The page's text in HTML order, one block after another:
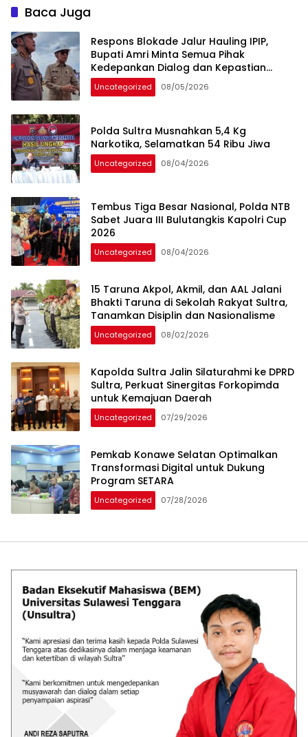
Baca Juga
Respons Blokade Jalur Hauling IPIP,
Bupati Amri Minta Semua Pihak
Kedepankan Dialog dan Kepastian
Hukum
Uncategorized 08/05/2026
Polda Sultra Musnahkan 5,4 Kg
Narkotika, Selamatkan 54 Ribu Jiwa
Uncategorized 08/04/2026
Tembus Tiga Besar Nasional, Polda NTB
Sabet Juara III Bulutangkis Kapolri Cup
2026
Uncategorized 08/04/2026
15 Taruna Akpol, Akmil, dan AAL Jalani
Bhakti Taruna di Sekolah Rakyat Sultra,
Tanamkan Disiplin dan Nasionalisme
Uncategorized 08/02/2026
Kapolda Sultra Jalin Silaturahmi ke DPRD
Sultra, Perkuat Sinergitas Forkopimda
untuk Kemajuan Daerah
Uncategorized 07/29/2026
Pemkab Konawe Selatan Optimalkan
Transformasi Digital untuk Dukung
Program SETARA
Uncategorized 07/28/2026